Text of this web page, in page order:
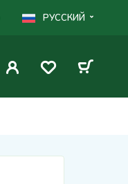
РУССКИЙ